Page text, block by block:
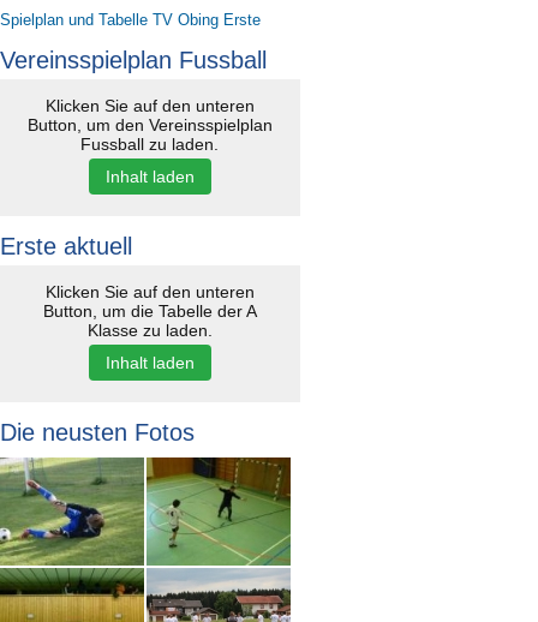
Spielplan und Tabelle TV Obing Erste
Vereinsspielplan Fussball
Klicken Sie auf den unteren
Button, um den Vereinsspielplan
Fussball zu laden.
Inhalt laden
Erste aktuell
Klicken Sie auf den unteren
Button, um die Tabelle der A
Klasse zu laden.
Inhalt laden
Die neusten Fotos